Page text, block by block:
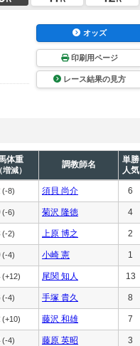
オッズ
印刷用ページ
レース結果の見方
体重
増減）
調教師名
単勝
人気
(-8) 須貝 尚介 6
(-6) 菊沢 隆徳 4
(-2) 上原 博之 2
(-4) 小崎 憲 1
(+12) 尾関 知人 13
(-4) 手塚 貴久 8
(+10) 藤沢 和雄 7
(-4) 藤原 英昭 3